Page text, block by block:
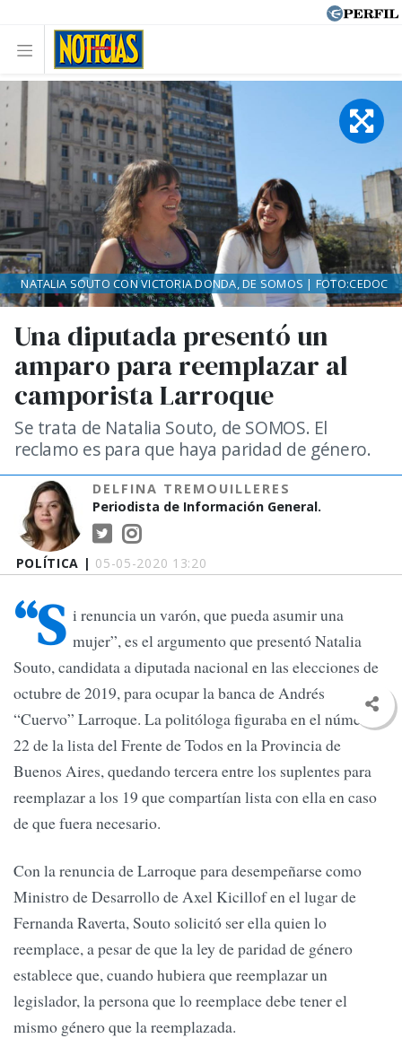
POLÍTICA | 05-05-2020 13:20
Una diputada presentó un
amparo para reemplazar al
camporista Larroque
Se trata de Natalia Souto, de SOMOS. El
reclamo es para que haya paridad de género.
DELFINA TREMOUILLERES
Periodista de Información General.
NATALIA SOUTO CON VICTORIA DONDA, DE SOMOS | FOTO:CEDOC
“S i renuncia un varón, que pueda asumir una
mujer”, es el argumento que presentó Natalia
Souto, candidata a diputada nacional en las elecciones de
octubre de 2019, para ocupar la banca de Andrés
“Cuervo” Larroque. La politóloga figuraba en el número
22 de la lista del Frente de Todos en la Provincia de
Buenos Aires, quedando tercera entre los suplentes para
reemplazar a los 19 que compartían lista con ella en caso
de que fuera necesario.
Con la renuncia de Larroque para desempeñarse como
Ministro de Desarrollo de Axel Kicillof en el lugar de
Fernanda Raverta, Souto solicitó ser ella quien lo
reemplace, a pesar de que la ley de paridad de género
establece que, cuando hubiera que reemplazar un
legislador, la persona que lo reemplace debe tener el
mismo género que la reemplazada.